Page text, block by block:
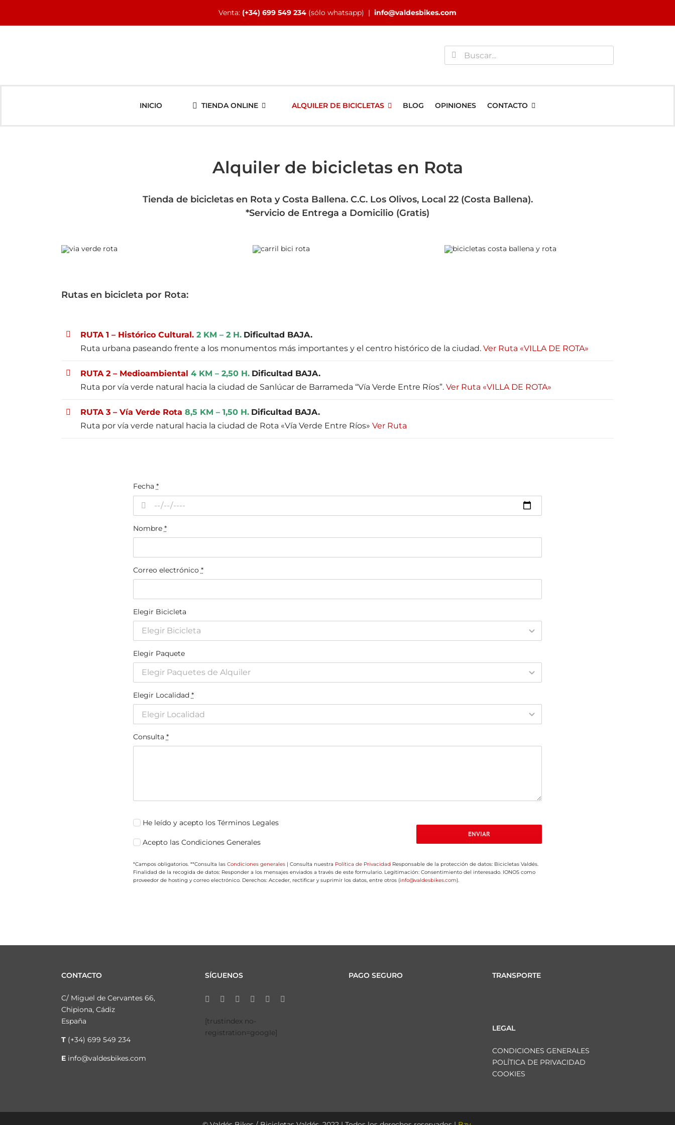
contenido
Venta: (+34) 699 549 234 (sólo whatsapp) | info@valdesbikes.com
Buscar:
INICIO TIENDA ONLINE ALQUILER DE BICICLETAS BLOG OPINIONES CONTACTO
Alquiler de bicicletas en Rota
Tienda de bicicletas en Rota y Costa Ballena. C.C. Los Olivos, Local 22 (Costa Ballena).
*Servicio de Entrega a Domicilio (Gratis)
Rutas en bicicleta por Rota:
RUTA 1 – Histórico Cultural. 2 KM – 2 H. Dificultad BAJA.
Ruta urbana paseando frente a los monumentos más importantes y el centro histórico de la ciudad.Ver Ruta «VILLA DE ROTA»
RUTA 2 – Medioambiental4 KM – 2,50 H. Dificultad BAJA.
Ruta por vía verde natural hacia la ciudad de Sanlúcar de Barrameda “Vía Verde Entre Ríos”.Ver Ruta «VILLA DE ROTA»
RUTA 3 – Vía Verde Rota 8,5 KM – 1,50 H. Dificultad BAJA.
Ruta por vía verde natural hacia la ciudad de Rota «Vía Verde Entre Ríos»Ver Ruta
Fecha *
Nombre *
Correo electrónico *
Elegir Bicicleta
Elegir Paquete
Elegir Localidad *
Consulta *
He leído y acepto los Términos Legales
Acepto las Condiciones Generales
ENVIAR
*Campos obligatorios. **Consulta las Condiciones generales| Consulta nuestra Política de Privacidad Responsable de la protección de datos: Bicicletas Valdés.
Finalidad de la recogida de datos: Responder a los mensajes enviados a través de este formulario. Legitimación: Consentimiento del interesado. IONOS como
proveedor de hosting y correo electrónico. Derechos: Acceder, rectificar y suprimir los datos, entre otros (info@valdesbikes.com).
CONTACTO
C/ Miguel de Cervantes 66,
Chipiona, Cádiz
España
T (+34) 699 549 234
E info@valdesbikes.com
SÍGUENOS
[trustindex no-
registration=google]
PAGO SEGURO TRANSPORTE
LEGAL
CONDICIONES GENERALES
POLÍTICA DE PRIVACIDAD
COOKIES